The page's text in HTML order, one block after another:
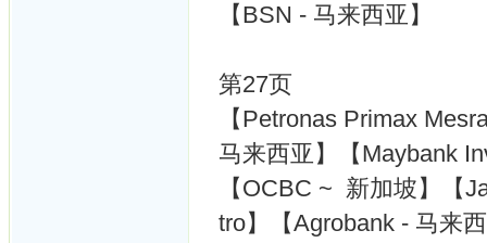
【BSN - 马来西亚】
第27页
【Petronas Primax
马来西亚】【Maybank
【OCBC ~ 新加坡】【
tro】【Agrobank - 马来